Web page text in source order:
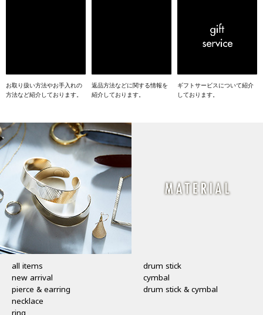
お取り扱い方法やお手入れの
方法など紹介しております。
返品方法などに関する情報を
紹介しております。
ギフトサービスについて紹介
しております。
all items
new arrival
pierce & earring
necklace
ring
drum stick
cymbal
drum stick & cymbal